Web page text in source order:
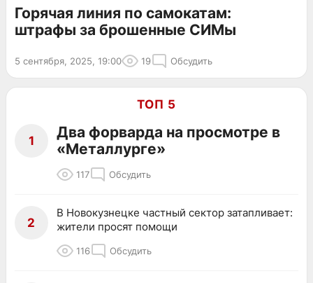
Горячая линия по самокатам:
штрафы за брошенные СИМы
5 сентября, 2025, 19:00 19 Обсудить
ТОП 5
1
Два форварда на просмотре в
«Металлурге»
117 Обсудить
2
В Новокузнецке частный сектор затапливает:
жители просят помощи
116 Обсудить